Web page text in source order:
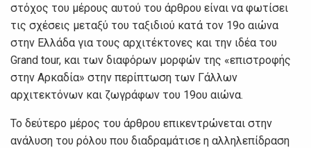
στόχος του μέρους αυτού του άρθρου είναι να φωτίσει
τις σχέσεις μεταξύ του ταξιδιού κατά τον 19ο αιώνα
στην Ελλάδα για τους αρχιτέκτονες και την ιδέα του
Grand tour, και των διαφόρων μορφών της «επιστροφής
στην Αρκαδία» στην περίπτωση των Γάλλων
αρχιτεκτόνων και ζωγράφων του 19ου αιώνα.
Το δεύτερο μέρος του άρθρου επικεντρώνεται στην
ανάλυση του ρόλου που διαδραμάτισε η αλληλεπίδραση